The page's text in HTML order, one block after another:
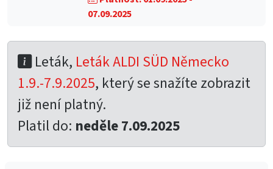
07.09.2025
Leták, Leták ALDI SÜD Německo
1.9.-7.9.2025, který se snažíte zobrazit
již není platný.
Platil do: neděle 7.09.2025